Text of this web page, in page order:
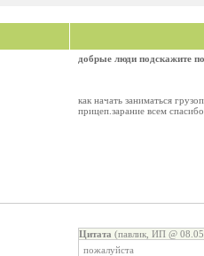
добрые люди подскажите
как начать заниматься
прицеп.зарание всем
Цитата (павлик, ИП @
пожалуйста